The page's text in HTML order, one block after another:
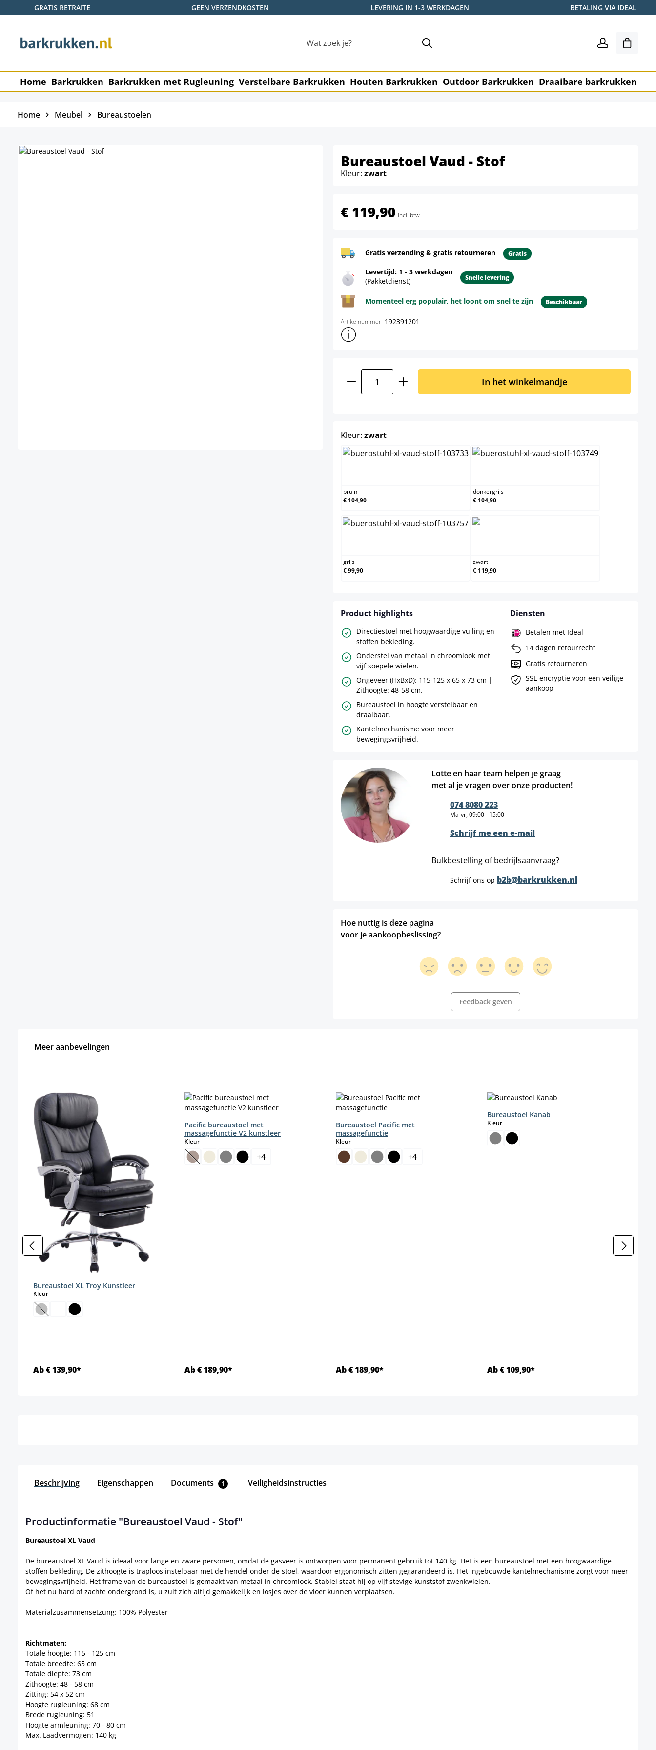
de hoofdinhoud
Ga naar de zoekopdracht
Ga naar de hoofdnavigatie
GRATIS RETRAITE GEEN VERZENDKOSTEN LEVERING IN 1-3 WERKDAGEN BETALING VIA IDEAL
Home Barkrukken Barkrukken met Rugleuning Verstelbare Barkrukken Houten Barkrukken Outdoor Barkrukken Draaibare barkrukken
Home Meubel Bureaustoelen
Bureaustoel Vaud - Stof
Kleur: zwart
€ 119,90 incl. btw
Gratis verzending & gratis retourneren Gratis
Levertijd: 1 - 3 werkdagen
(Pakketdienst)
Snelle levering
Momenteel erg populair, het loont om snel te zijn Beschikbaar
Artikelnummer: 192391201
Toon meer productinformatie
Producthoeveelheid: Voer de gewenste hoeveelheid in
In het winkelmandje
Kleur:zwartselect
bruin
€ 104,90
donkergrijs
€ 104,90
grijs
€ 99,90
zwart
€ 119,90
Product highlights
Directiestoel met hoogwaardige vulling en
stoffen bekleding.
Onderstel van metaal in chroomlook met
vijf soepele wielen.
Ongeveer (HxBxD): 115-125 x 65 x 73 cm |
Zithoogte: 48-58 cm.
Bureaustoel in hoogte verstelbaar en
draaibaar.
Kantelmechanisme voor meer
bewegingsvrijheid.
Diensten
Betalen met Ideal
14 dagen retourrecht
Gratis retourneren
SSL-encryptie voor een veilige
aankoop
Lotte en haar team helpen je graag
met al je vragen over onze producten!
074 8080 223
Ma-vr, 09:00 - 15:00
Schrijf me een e-mail
Bulkbestelling of bedrijfsaanvraag?
Schrijf ons op b2b@barkrukken.nl
Hoe nuttig is deze pagina
voor je aankoopbeslissing?
Feedback geven
Meer aanbevelingen
Bureaustoel XL Troy Kunstleer
Kleurselect
(Deze optie is momenteel niet beschikbaar.)
Ab € 139,90*
Pacific bureaustoel met
massagefunctie V2 kunstleer
Kleurselect
(Deze optie is momenteel niet beschikbaar.)
+4
Ab € 189,90*
Bureaustoel Pacific met
massagefunctie
Kleurselect
+4
Ab € 189,90*
Bureaustoel Kanab
Kleurselect
Ab € 109,90*
Beschrijving Eigenschappen Documents 1 Veiligheidsinstructies
Productinformatie "Bureaustoel Vaud - Stof"
Bureaustoel XL Vaud
De bureaustoel XL Vaud is ideaal voor lange en zware personen, omdat de gasveer is ontworpen voor permanent gebruik tot 140 kg. Het is een bureaustoel met een hoogwaardige
stoffen bekleding. De zithoogte is traploos instelbaar met de hendel onder de stoel, waardoor ergonomisch zitten gegarandeerd is. Het ingebouwde kantelmechanisme zorgt voor meer
bewegingsvrijheid. Het frame van de bureaustoel is gemaakt van metaal in chroomlook. Stabiel staat hij op vijf stevige kunststof zwenkwielen.
Of het nu hard of zachte ondergrond is, u zult zich altijd gemakkelijk en losjes over de vloer kunnen verplaatsen.
Materialzusammensetzung: 100% Polyester
Richtmaten:
Totale hoogte: 115 - 125 cm
Totale breedte: 65 cm
Totale diepte: 73 cm
Zithoogte: 48 - 58 cm
Zitting: 54 x 52 cm
Hoogte rugleuning: 68 cm
Brede rugleuning: 51
Hoogte armleuning: 70 - 80 cm
Max. Laadvermogen: 140 kg